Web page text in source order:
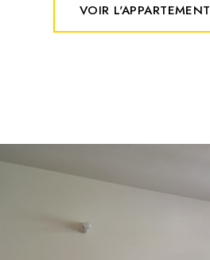
VOIR L'APPARTEMENT